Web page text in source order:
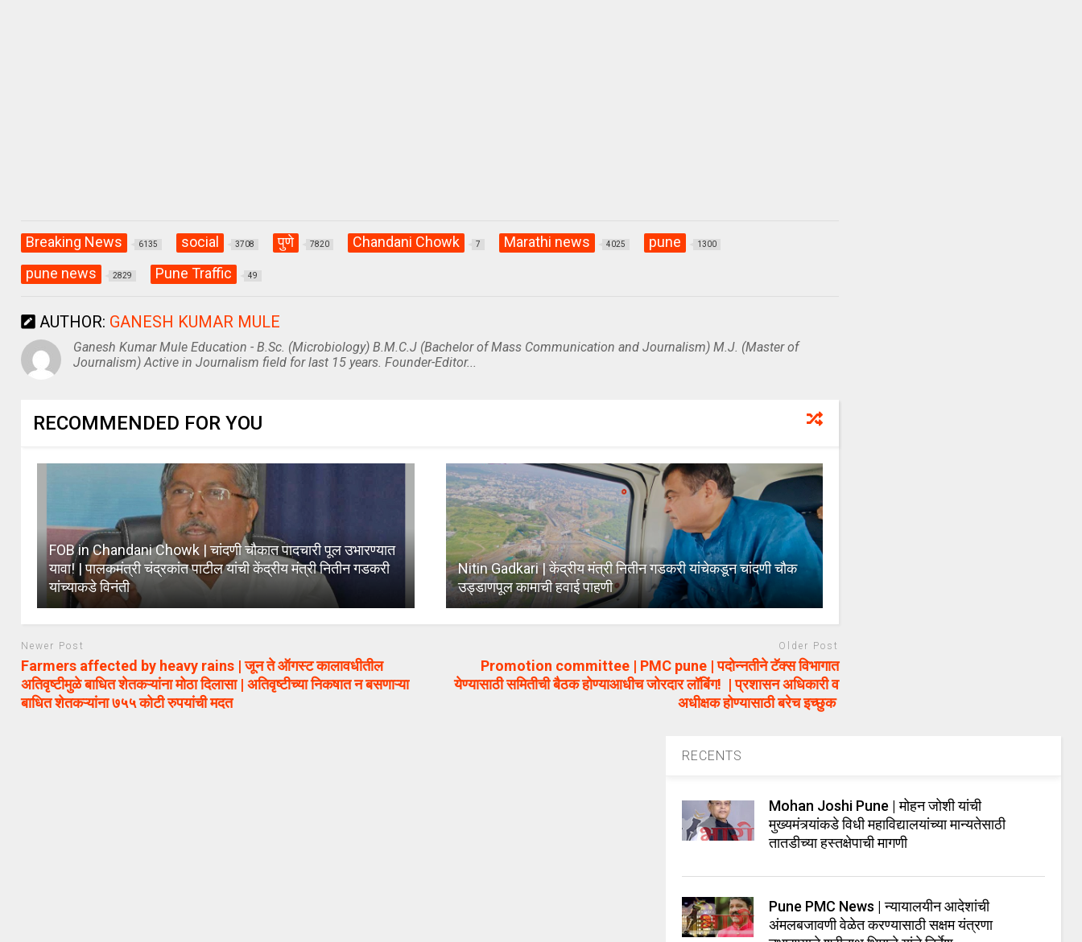
Breaking News 6135 social 3708 पुणे 7820 Chandani Chowk 7 Marathi news 4025 pune 1300
pune news 2829 Pune Traffic 49
AUTHOR: GANESH KUMAR MULE
Ganesh Kumar Mule Education - B.Sc. (Microbiology) B.M.C.J (Bachelor of Mass Communication and Journalism) M.J. (Master of
Journalism) Active in Journalism field for last 15 years. Founder-Editor...
RECOMMENDED FOR YOU
FOB in Chandani Chowk | चांदणी चौकात पादचारी पूल उभारण्यात
यावा! | पालकमंत्री चंद्रकांत पाटील यांची केंद्रीय मंत्री नितीन गडकरी
यांच्याकडे विनंती
Nitin Gadkari | केंद्रीय मंत्री नितीन गडकरी यांचेकडून चांदणी चौक
उड्डाणपूल कामाची हवाई पाहणी
Newer Post
Farmers affected by heavy rains | जून ते ऑगस्ट कालावधीतील
अतिवृष्टीमुळे बाधित शेतकऱ्यांना मोठा दिलासा | अतिवृष्टीच्या निकषात न बसणाऱ्या
बाधित शेतकऱ्यांना ७५५ कोटी रुपयांची मदत
Older Post
Promotion committee | PMC pune | पदोन्नतीने टॅक्स विभागात
येण्यासाठी समितीची बैठक होण्याआधीच जोरदार लॉबिंग! | प्रशासन अधिकारी व
अधीक्षक होण्यासाठी बरेच इच्छुक
RECENTS
Mohan Joshi Pune | मोहन जोशी यांची
मुख्यमंत्र्यांकडे विधी महाविद्यालयांच्या मान्यतेसाठी
तातडीच्या हस्तक्षेपाची मागणी
Pune PMC News | न्यायालयीन आदेशांची
अंमलबजावणी वेळेत करण्यासाठी सक्षम यंत्रणा